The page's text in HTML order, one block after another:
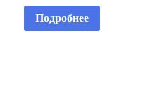
установка на
фонтанную насадку
Подробнее